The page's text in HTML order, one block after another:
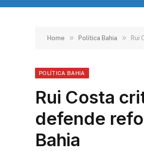
Home » Política Bahia » Rui
POLÍTICA BAHIA
Rui Costa
defende
Bahia